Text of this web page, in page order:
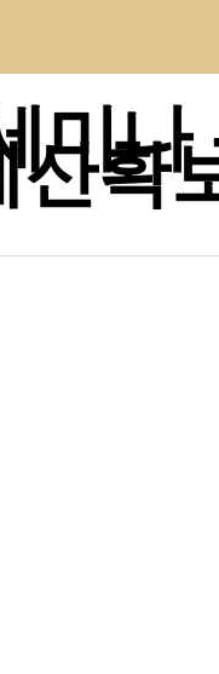
미
산확